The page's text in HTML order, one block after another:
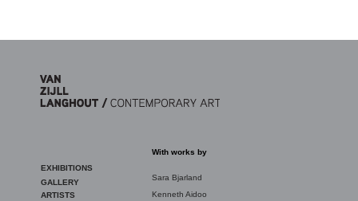
EXHIBITIONS
GALLERY
ARTISTS
With works by
Sara Bjarland
Kenneth Aidoo